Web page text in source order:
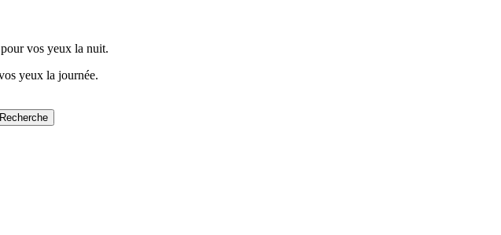
vos yeux la nuit.
yeux la journée.
Recherche